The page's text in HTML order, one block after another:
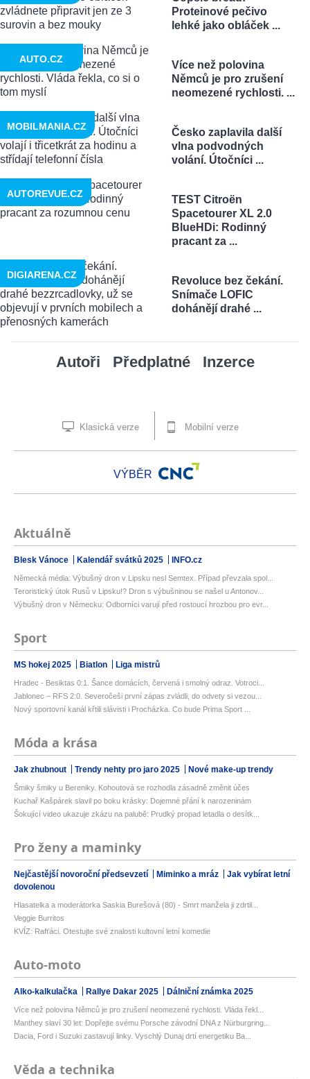
Proteinové pečivo
lehké jako obláček ...
Více než polovina
Němců je pro zrušení
neomezené rychlosti. ...
AUTO.CZ
Česko zaplavila další
vlna podvodných
volání. Útočníci ...
MOBILMANIA.CZ
TEST Citroën
Spacetourer XL 2.0
BlueHDi: Rodinný
pracant za ...
AUTOREVUE.CZ
Revoluce bez čekání.
Snímače LOFIC
dohánějí drahé ...
DIGIARENA.CZ
Autoři Předplatné Inzerce
Klasická verze Mobilní verze
VÝBĚR
Aktuálně
Blesk Vánoce Kalendář svátků 2025 INFO.cz
Německá média: Výbušný dron v Lipsku nesl Semtex. Případ převzala spol...
Teroristický útok Rusů v Lipsku!? Dron s výbušninou se našel u Antonov...
Výbušný dron v Německu: Odborníci varují před rostoucí hrozbou pro evr...
Sport
MS hokej 2025 Biatlon Liga mistrů
Hradec - Besiktas 0:1. Šance domácích, červená i smolný odraz. Votroci...
Jablonec – RFS 2:0. Severočeši první zápas zvládli, do odvety si vezou...
Nový sportovní kanál křtili slávisti i Procházka. Co bude Prima Sport ...
Móda a krása
Jak zhubnout Trendy nehty pro jaro 2025 Nové make-up trendy
Šmiky šmiky u Bereniky. Kohoutová se rozhodla zásadně změnit účes
Kuchař Kašpárek slavil po boku krásky: Dojemné přání k narozeninám
Šokující video ukazuje zkázu na palubě: Prudký propad letadla o desítk...
Pro ženy a maminky
Nejčastější novoroční předsevzetí Miminko a mráz
Jak vybírat letní
dovolenou
Hlasatelka a moderátorka Saskia Burešová (80) - Smrt manžela ji zdrtil...
Veggie Burritos
KVÍZ: Rafťáci. Otestujte své znalosti kultovní letní komedie
Auto-moto
Alko-kalkulačka Rallye Dakar 2025 Dálniční známka 2025
Více než polovina Němců je pro zrušení neomezené rychlosti. Vláda řekl...
Manthey slaví 30 let: Dopřejte svému Porsche závodní DNA z Nürburgring...
Dacia, Ford i Suzuki zastavují linky. Vyschlý Dunaj drtí energetiku Ba...
Věda a technika